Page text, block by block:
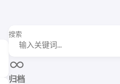
搜索
归档